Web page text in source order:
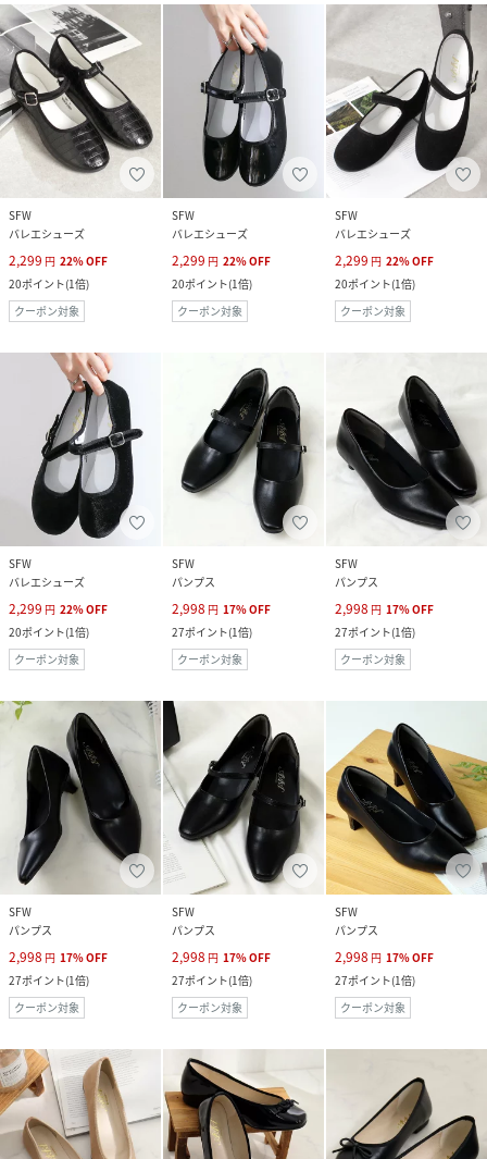
SFW
バレエシューズ
2,299 円 22%OFF
20ポイント(1倍)
クーポン対象
SFW
バレエシューズ
2,299 円 22%OFF
20ポイント(1倍)
クーポン対象
SFW
バレエシューズ
2,299 円 22%OFF
20ポイント(1倍)
クーポン対象
SFW
バレエシューズ
2,299 円 22%OFF
20ポイント(1倍)
クーポン対象
SFW
パンプス
2,998 円 17%OFF
27ポイント(1倍)
クーポン対象
SFW
パンプス
2,998 円 17%OFF
27ポイント(1倍)
クーポン対象
SFW
パンプス
2,998 円 17%OFF
27ポイント(1倍)
クーポン対象
SFW
パンプス
2,998 円 17%OFF
27ポイント(1倍)
クーポン対象
SFW
パンプス
2,998 円 17%OFF
27ポイント(1倍)
クーポン対象